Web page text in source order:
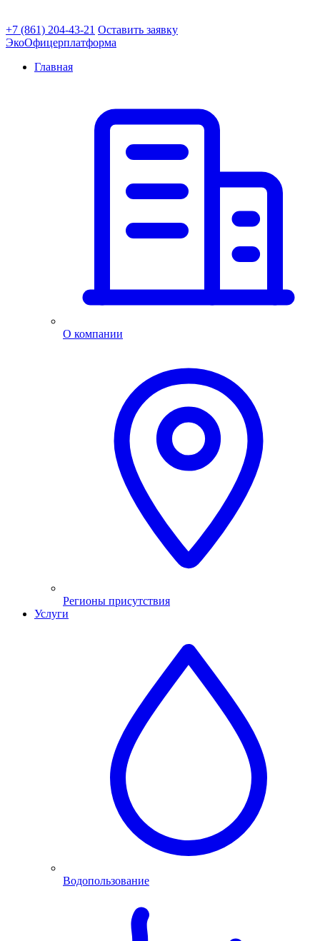
+7 (861) 204-43-21 Оставить заявку
ЭкоОфицерплатформа
Главная
О компании
Регионы присутствия
Услуги
Водопользование